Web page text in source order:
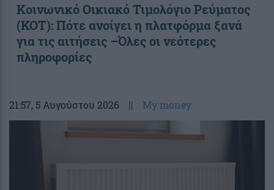
Κοινωνικό Οικιακό Τιμολόγιο Ρεύματος
(ΚΟΤ): Πότε ανοίγει η πλατφόρμα ξανά
για τις αιτήσεις –Όλες οι νεότερες
πληροφορίες
21:57, 5 Αυγούστου 2026 || My money